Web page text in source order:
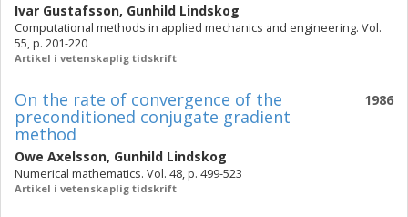
Ivar Gustafsson, Gunhild Lindskog
Computational methods in applied mechanics and engineering. Vol.
55, p. 201-220
Artikel i vetenskaplig tidskrift
1986
On the rate of convergence of the
preconditioned conjugate gradient
method
Owe Axelsson, Gunhild Lindskog
Numerical mathematics. Vol. 48, p. 499-523
Artikel i vetenskaplig tidskrift